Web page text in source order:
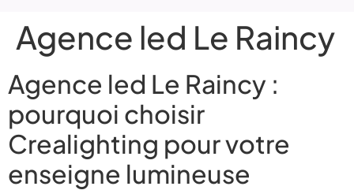
Agence led Le Raincy
Agence led Le Raincy :
pourquoi choisir
Crealighting pour votre
enseigne lumineuse